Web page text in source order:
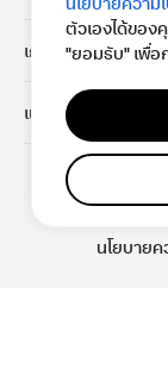
ตัวเองได้ของ
"ยอมรับ" เพื่อ
เกี่ยวกับ
แหล่งข้อมูล
นโยบาย